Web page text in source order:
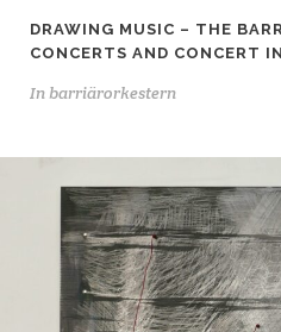
DRAWING MUSIC – THE
CONCERTS AND CONCERT
Inbarriärorkestern